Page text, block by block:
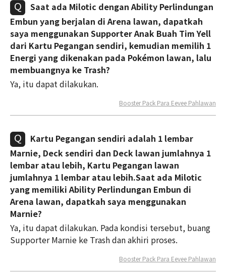
Saat ada Milotic dengan Ability Perlindungan
Embun yang berjalan di Arena lawan, dapatkah
saya menggunakan Supporter Anak Buah Tim Yell
dari Kartu Pegangan sendiri, kemudian memilih 1
Energi yang dikenakan pada Pokémon lawan, lalu
membuangnya ke Trash?
Ya, itu dapat dilakukan.
Booster Pack Para Eevee Pahlawan
Kartu Pegangan sendiri adalah 1 lembar
Marnie, Deck sendiri dan Deck lawan jumlahnya 1
lembar atau lebih, Kartu Pegangan lawan
jumlahnya 1 lembar atau lebih.Saat ada Milotic
yang memiliki Ability Perlindungan Embun di
Arena lawan, dapatkah saya menggunakan
Marnie?
Ya, itu dapat dilakukan. Pada kondisi tersebut, buang
Supporter Marnie ke Trash dan akhiri proses.
Booster Pack Para Eevee Pahlawan